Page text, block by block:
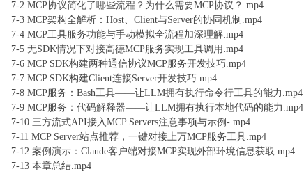
│ 7-2 MCP协议简化了哪些流程？为什么需要MCP协议？.mp4
│ 7-3 MCP架构全解析：Host、Client与Server的协同机制.mp4
│ 7-4 MCP工具服务功能与手动模拟全流程加深理解.mp4
│ 7-5 无SDK情况下对接高德MCP服务实现工具调用.mp4
│ 7-6 MCP SDK构建两种通信协议MCP服务开发技巧.mp4
│ 7-7 MCP SDK构建Client连接Server开发技巧.mp4
│ 7-8 MCP服务：Bash工具——让LLM拥有执行命令行工具的能力.mp4
│ 7-9 MCP服务：代码解释器——让LLM拥有执行本地代码的能力.mp4
│ 7-10 三方流式API接入MCP Servers注意事项与示例-.mp4
│ 7-11 MCP Server站点推荐，一键对接上万MCP服务工具.mp4
│ 7-12 案例演示：Claude客户端对接MCP实现外部环境信息获取.mp4
│ 7-13 本章总结.mp4